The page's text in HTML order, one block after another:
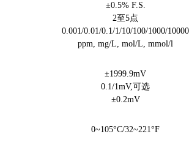
±0.5% F.S.
2至5点
0.001/0.01/0.1/1/10/100/1000/10000
ppm, mg/L, mol/L, mmol/l
±1999.9mV
0.1/1mV,可选
±0.2mV
0~105°C/32~221°F